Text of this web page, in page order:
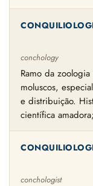
conchology
Ramo da
moluscos,
e distribuição.
científica
conchologist